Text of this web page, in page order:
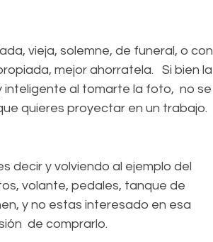
vieja, solemne, de funeral, o con
mejor ahorratela.   Si bien la
al tomarte la foto,  no se
quieres proyectar en un trabajo.
decir y volviendo al ejemplo del
volante, pedales, tanque de
y no estas interesado en esa
de comprarlo.